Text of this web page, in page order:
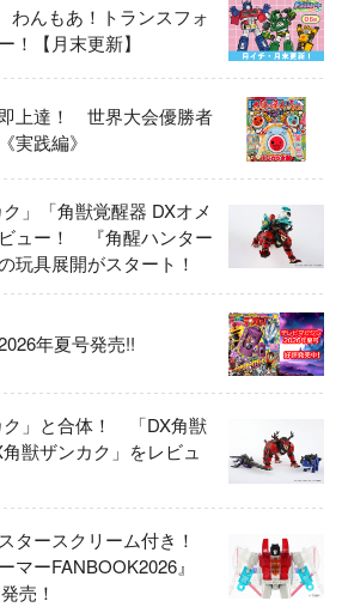
わんもあ！トランスフォ
！【月末更新】
即上達！ 世界大会優勝者
実践編》
ク」「角獣覚醒器 DXオメ
ュー！ 『角醒ハンター
玩具展開がスタート！
年夏号発売!!
ク」と合体！ 「DX角獣
獣ザンカク」をレビュ
タースクリーム付き！
マーFANBOOK2026』
売！